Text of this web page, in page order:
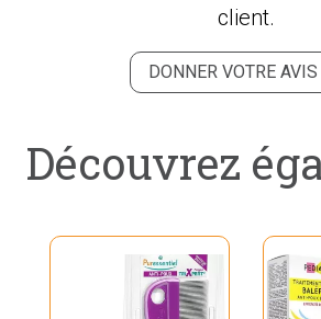
client.
DONNER VOTRE AVIS
Découvrez